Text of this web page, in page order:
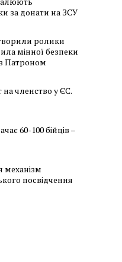
за донати на ЗСУ
ролики
мінної безпеки
Патроном
на членство у ЄС.
60-100 бійців –
механізм
посвідчення